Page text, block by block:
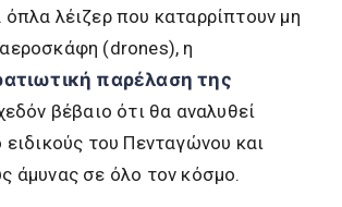
όπλα λέιζερ που καταρρίπτουν μη
(drones), η
παρέλαση της
βέβαιο ότι θα αναλυθεί
ειδικούς του Πενταγώνου και
άμυνας σε όλο τον κόσμο.